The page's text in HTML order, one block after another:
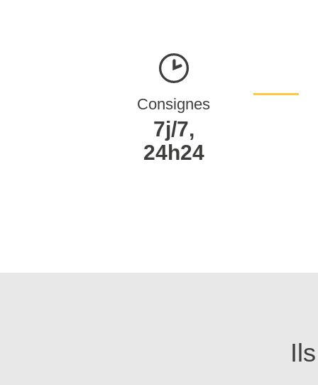
Consignes
7j/7,
24h24